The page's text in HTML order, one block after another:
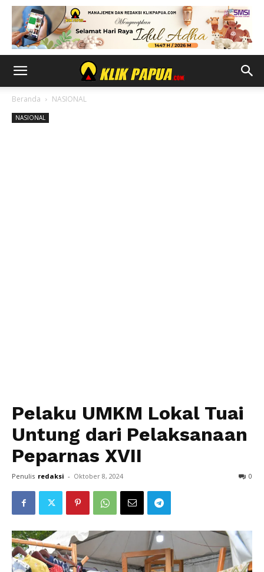
Beranda NASIONAL
NASIONAL
Pelaku UMKM Lokal Tuai
Untung dari Pelaksanaan
Peparnas XVII
Penulis redaksi - Oktober 8, 2024 0